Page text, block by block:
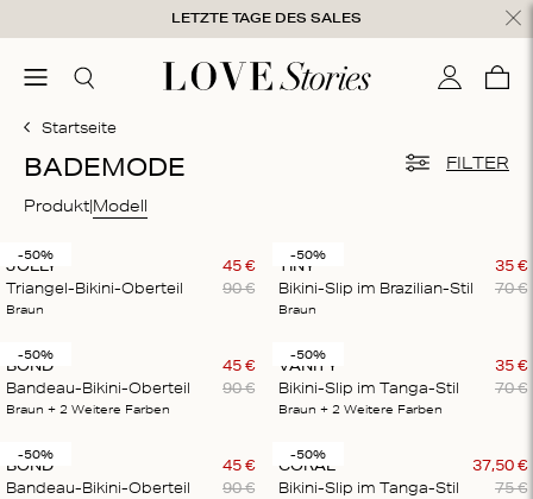
LETZTE TAGE DES SALES
menuSuchen Mein 0
Startseite
BADEMODE
Produkt Modell
FILTER
-50%
JOLLY
Triangel-Bikini-Oberteil
45€
90€
Braun
-50%
TINY
Bikini-Slip im Brazilian-Stil
35€
70€
Braun
-50%
BOND
Bandeau-Bikini-Oberteil
45€
90€
Braun + 2 Weitere Farben
-50%
VANITY
Bikini-Slip im Tanga-Stil
35€
70€
Braun + 2 Weitere Farben
-50%
BOND
Bandeau-Bikini-Oberteil
45€
90€
-50%
CORAL
Bikini-Slip im Tanga-Stil
37,50€
75€